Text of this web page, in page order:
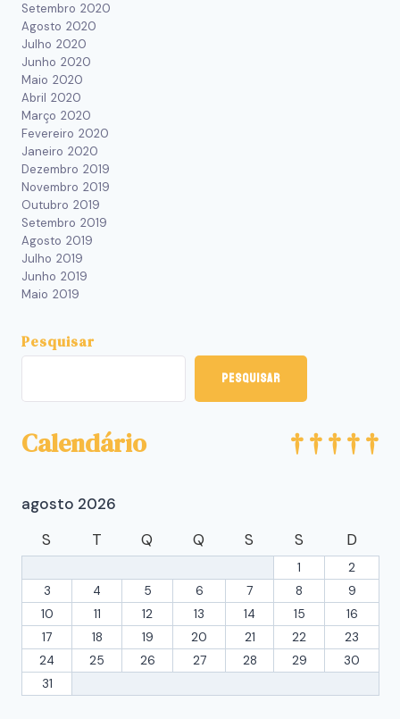
Setembro 2020
Agosto 2020
Julho 2020
Junho 2020
Maio 2020
Abril 2020
Março 2020
Fevereiro 2020
Janeiro 2020
Dezembro 2019
Novembro 2019
Outubro 2019
Setembro 2019
Agosto 2019
Julho 2019
Junho 2019
Maio 2019
Pesquisar
Pesquisar
Calendário
agosto 2026
S
T Q Q S S D
1
2
3
4 5 6 7 8
9
10
11 12 13 14 15
16
17
18 19 20 21 22
23
24
25 26 27 28 29
30
31